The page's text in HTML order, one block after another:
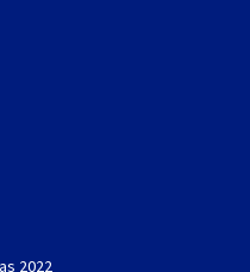
2022